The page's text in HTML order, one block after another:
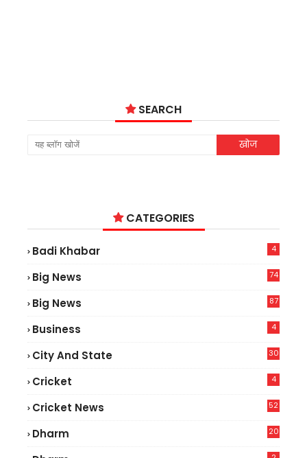
SEARCH
CATEGORIES
Badi Khabar 4
Big News
74
Big News
87
Business 4
City And State 30
Cricket 4
Cricket News
52
Dharm 20